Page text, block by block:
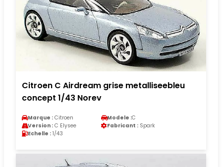
Citroen C Airdream grise metalliseebleu
concept 1/43 Norev
Marque : Citroen Modele :C
Version : C Elysee Fabricant : Spark
Echelle : 1/43